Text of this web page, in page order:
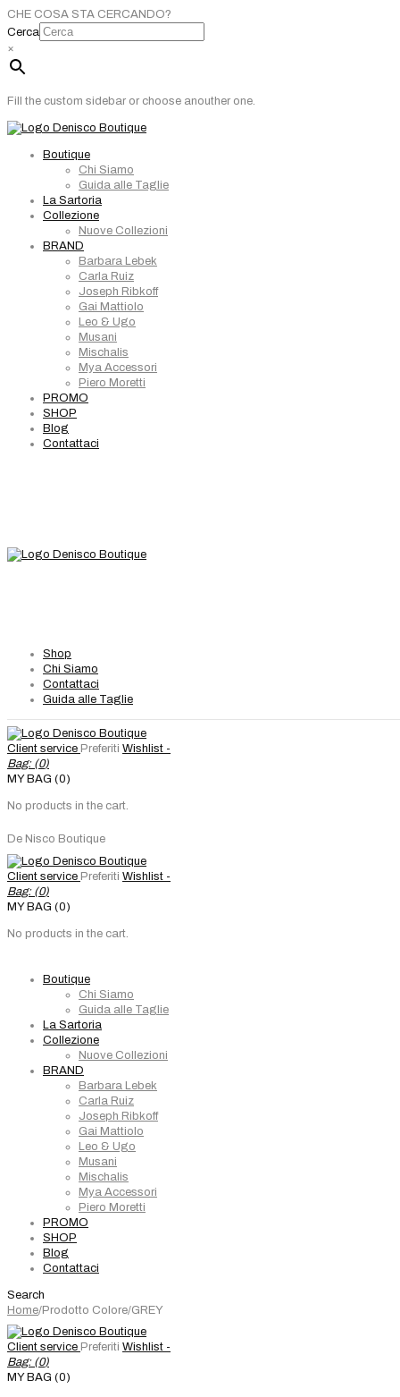
CHE COSA STA CERCANDO?
Cerca
×
Fill the custom sidebar or choose anouther one.
Boutique
Chi Siamo
Guida alle Taglie
La Sartoria
Collezione
Nuove Collezioni
BRAND
Barbara Lebek
Carla Ruiz
Joseph Ribkoff
Gai Mattiolo
Leo & Ugo
Musani
Mischalis
Mya Accessori
Piero Moretti
PROMO
SHOP
Blog
Contattaci
Shop
Chi Siamo
Contattaci
Guida alle Taglie
Client service Preferiti Wishlist -
Bag: (0)
MY BAG (0)
No products in the cart.
De Nisco Boutique
Client service Preferiti Wishlist -
Bag: (0)
MY BAG (0)
No products in the cart.
Boutique
Chi Siamo
Guida alle Taglie
La Sartoria
Collezione
Nuove Collezioni
BRAND
Barbara Lebek
Carla Ruiz
Joseph Ribkoff
Gai Mattiolo
Leo & Ugo
Musani
Mischalis
Mya Accessori
Piero Moretti
PROMO
SHOP
Blog
Contattaci
Search
Home/Prodotto Colore/GREY
Client service Preferiti Wishlist -
Bag: (0)
MY BAG (0)